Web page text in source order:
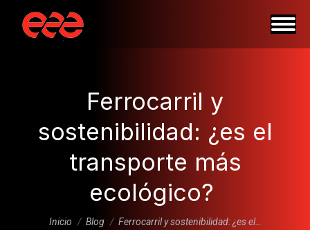
Ferrocarril y
sostenibilidad: ¿es el
transporte más
ecológico?
Estás aquí:
Inicio Blog Ferrocarril y sostenibilidad: ¿es el…